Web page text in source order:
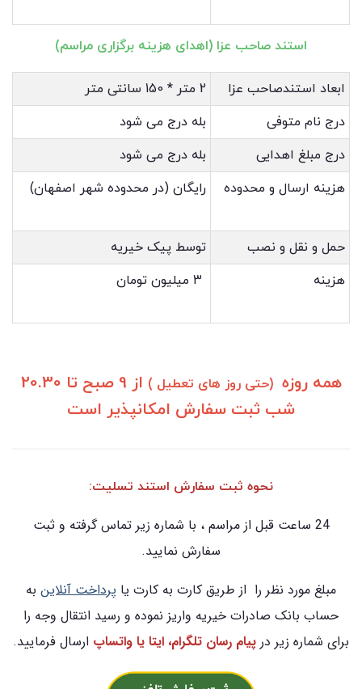
استند صاحب عزا (اهدای هزینه برگزاری مراسم)
ابعاد استندصاحب عزا
2 متر * 150 سانتی متر
درج نام متوفی
بله درج می شود
درج مبلغ اهدایی
بله درج می شود
هزینه ارسال و محدوده
رایگان (در محدوده شهر اصفهان)
حمل و نقل و نصب
توسط پیک خیریه
هزینه
همه روزه (حتی روز های تعطیل )
از 9 صبح تا 20.30
شب ثبت سفارش امکانپذیر است
نحوه ثبت سفارش استند تسلیت:
24 ساعت قبل از مراسم ، با شماره زیر تماس گرفته و ثبت
سفارش نمایید.
مبلغ مورد نظر را از طریق کارت به کارت یا پرداخت آنلاین به
حساب بانک صادرات خیریه واریز نموده و رسید انتقال وجه را
برای شماره زیر در پیام رسان تلگرام، ایتا یا واتساپ ارسال فرمایید.